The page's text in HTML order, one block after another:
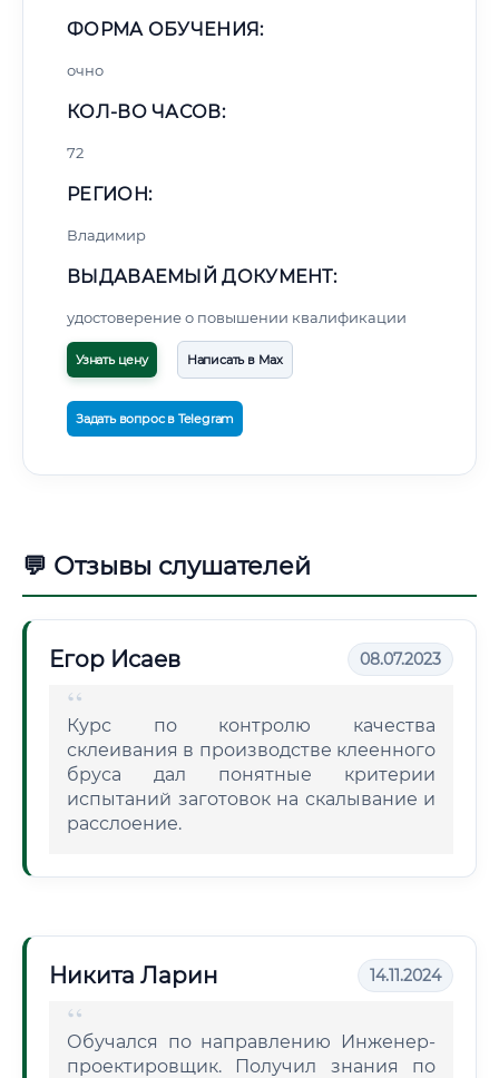
ФОРМА ОБУЧЕНИЯ:
очно
КОЛ-ВО ЧАСОВ:
72
РЕГИОН:
Владимир
ВЫДАВАЕМЫЙ ДОКУМЕНТ:
удостоверение о повышении квалификации
Узнать цену Написать в Max
Задать вопрос в Telegram
💬 Отзывы слушателей
Егор Исаев 08.07.2023
Курс по контролю качества
склеивания в производстве клеенного
бруса дал понятные критерии
испытаний заготовок на скалывание и
расслоение.
Никита Ларин 14.11.2024
Обучался по направлению Инженер-
проектировщик. Получил знания по